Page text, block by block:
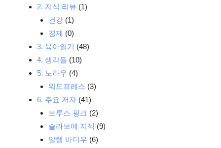
2. 지식 리뷰 (1)
건강(1)
경제 (0)
3. 육아일기 (48)
4. 생각들 (10)
5. 노하우 (4)
워드프레스 (3)
6. 주요 저자 (41)
브루스 핑크 (2)
슬라보예 지젝 (9)
알랭 바디우 (6)